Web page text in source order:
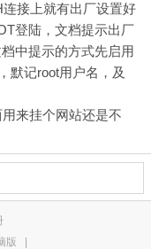
接上就有出厂设置好
登陆，文档提示出厂
中提示的方式先启用
默记root用户名，及
来挂个网站还是不
版